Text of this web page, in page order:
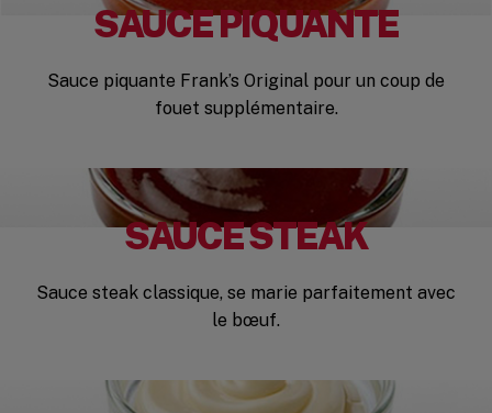
SAUCE PIQUANTE
Sauce piquante Frank’s Original pour un coup de
fouet supplémentaire.
SAUCE STEAK
Sauce steak classique, se marie parfaitement avec
le bœuf.